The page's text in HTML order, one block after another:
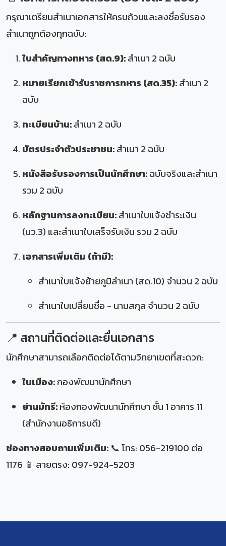
กรุณาเตรียมสำเนาเอกสารให้ครบถ้วนและลงชื่อรับรอง
สำเนาถูกต้องทุกฉบับ:
ใบสำคัญทางทหาร (สด.9):สำเนา 2 ฉบับ
หมายเรียกเข้ารับราชการทหาร (สด.35):สำเนา 2
ฉบับ
ทะเบียนบ้าน:สำเนา 2 ฉบับ
บัตรประจำตัวประชาชน:สำเนา 2 ฉบับ
หนังสือรับรองการเป็นนักศึกษา:ฉบับจริงและสำเนา
รวม 2 ฉบับ
หลักฐานการลงทะเบียน:สำเนาใบแจ้งชำระเงิน
(นว.3) และสำเนาใบเสร็จรับเงิน รวม 2 ฉบับ
เอกสารเพิ่มเติม (ถ้ามี):
สำเนาใบแจ้งย้ายภูมิลำเนา (สด.10) จำนวน 2 ฉบับ
สำเนาใบเปลี่ยนชื่อ - นามสกุล จำนวน 2 ฉบับ
📍 สถานที่ติดต่อและยื่นเอกสาร
นักศึกษาสามารถเลือกติดต่อได้ตามวิทยาเขตที่สะดวก:
ในเมือง:กองพัฒนานักศึกษา
ย่านมัทรี:ห้องกองพัฒนานักศึกษา ชั้น 1 อาคาร 11
(สำนักงานอธิการบดี)
ช่องทางสอบถามเพิ่มเติม: 📞 โทร: 056-219100 ต่อ
1176 📱 สายตรง: 097-924-5203